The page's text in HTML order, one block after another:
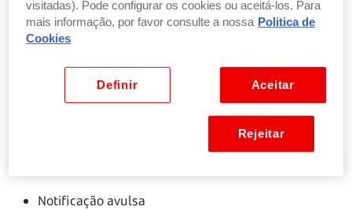
Como se processa um despejo extrajudicialmente?
meses. Neste caso, o senhorio deve fazer uma
ao arrendatário com fundamento na
obrigação que não foi cumprida. Esta comunicação
deve ser feita através de uma das seguintes formas:
Notificação avulsa
visitadas). Pode configurar os cookies ou aceitá-los. Para
mais informação, por favor consulte a nossa Politica de
Cookies
Aceitar
Definir
Rejeitar